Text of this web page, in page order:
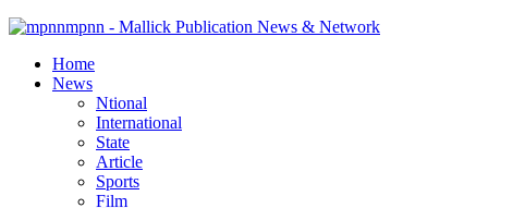
mpnn - Mallick Publication News & Network
Home
News
Ntional
International
State
Article
Sports
Film